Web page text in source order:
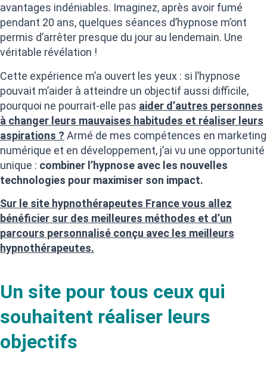
avantages indéniables. Imaginez, après avoir fumé
pendant 20 ans, quelques séances d’hypnose m’ont
permis d’arrêter presque du jour au lendemain. Une
véritable révélation !
Cette expérience m’a ouvert les yeux : si l’hypnose
pouvait m’aider à atteindre un objectif aussi difficile,
pourquoi ne pourrait-elle pas aider d’autres personnes
à changer leurs mauvaises habitudes et réaliser leurs
aspirations ? Armé de mes compétences en marketing
numérique et en développement, j’ai vu une opportunité
unique : combiner l’hypnose avec les nouvelles
technologies pour maximiser son impact.
Sur le site hypnothérapeutes France vous allez
bénéficier sur des meilleures méthodes et d’un
parcours personnalisé conçu avec les meilleurs
hypnothérapeutes.
Un site pour tous ceux qui
souhaitent réaliser leurs
objectifs